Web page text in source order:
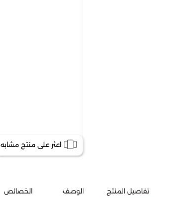
اعثر على منتج مشابه
تفاصيل المنتج الوصف الخصائص